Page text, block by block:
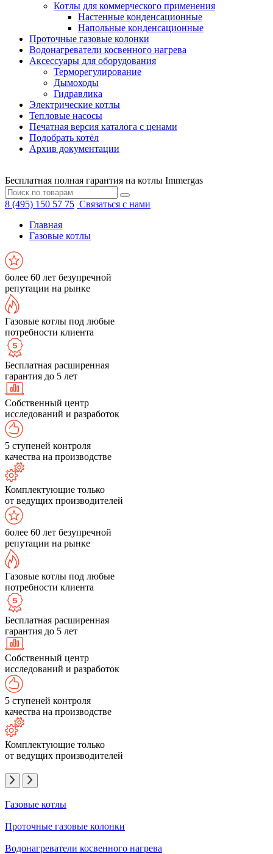
Котлы для коммерческого применения
Настенные конденсационные
Напольные конденсационные
Проточные газовые колонки
Водонагреватели косвенного нагрева
Аксессуары для оборудования
Терморегулирование
Дымоходы
Гидравлика
Электрические котлы
Тепловые насосы
Печатная версия каталога с ценами
Подобрать котёл
Архив документации
Бесплатная полная гарантия на котлы Immergas
8 (495) 150 57 75 Связаться с нами
Главная
Газовые котлы
более 60 лет безупречной
репутации на рынке
Газовые котлы под любые
потребности клиента
Бесплатная расширенная
гарантия до 5 лет
Собственный центр
исследований и разработок
5 ступеней контроля
качества на производстве
Комплектующие только
от ведущих производителей
более 60 лет безупречной
репутации на рынке
Газовые котлы под любые
потребности клиента
Бесплатная расширенная
гарантия до 5 лет
Собственный центр
исследований и разработок
5 ступеней контроля
качества на производстве
Комплектующие только
от ведущих производителей
Газовые котлы
Проточные газовые колонки
Водонагреватели косвенного нагрева